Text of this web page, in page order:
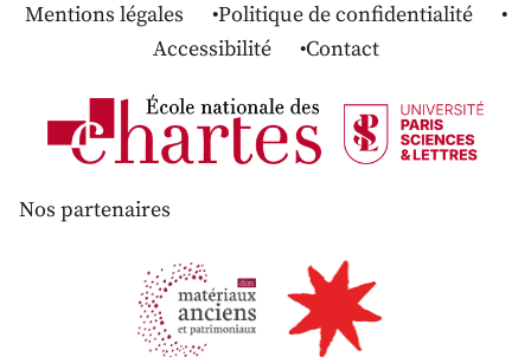
Mentions légales
Politique de confidentialité
Accessibilité
Contact
Nos partenaires